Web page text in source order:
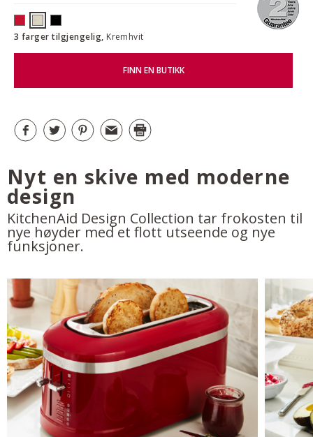
3 farger tilgjengelig, Kremhvit
FINN EN BUTIKK
Nyt en skive med moderne
design
KitchenAid Design Collection tar frokosten til
nye høyder med et flott utseende og nye
funksjoner.